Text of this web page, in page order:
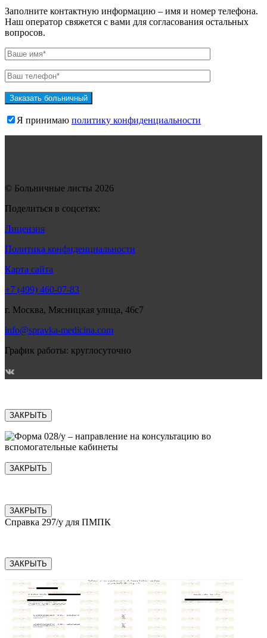
Заполните контактную информацию – имя и номер телефона.
Наш оператор свяжется с вами для согласования остальных
вопросов.
Я принимаю политику конфиденциальности
© Больничные листы 2026
Поделиться в соцсетях:
Лицензия
Политика конфиденциальности
Карта сайта
+7 (499) 460-07-83
г. Москва, Мясницкая улица, 46с7
info@spravka-medicina.com
График работы: круглосуточно
ЗАКРЫТЬ
ЗАКРЫТЬ
ЗАКРЫТЬ
Справка 297/у для ПМПК
ЗАКРЫТЬ